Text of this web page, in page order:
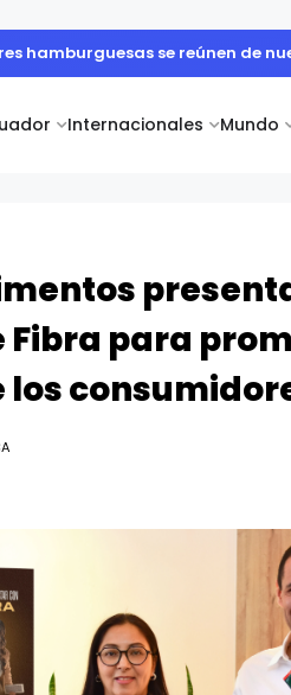
Internacionales Mundo
hamburguesas se reúnen de
Fibra para